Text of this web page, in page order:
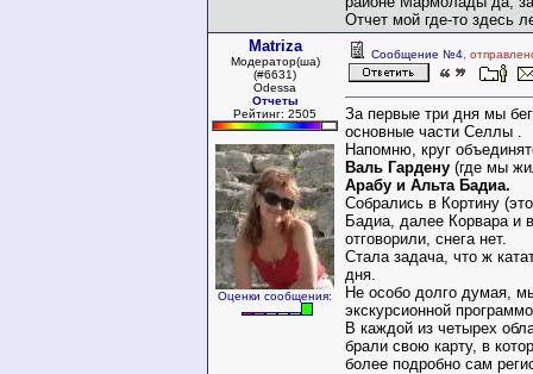
Отчет мой где-то здесь
Matriza
Модератор(ша)
(#6631)
Odessa
Отчеты
Рейтинг: 2505
Оценки сообщения:
Сообщение №4 ,
За первые три дня мы
основные части Селлы .
Напомню, круг
Валь Гардену (где мы
Арабу и Альта Бадиа.
Собрались в Кортину
Бадиа, далее Корвара и
отговорили, снега нет.
Стала задача, что ж
дня.
Не особо долго думая,
экскурсионной
В каждой из четырех
брали свою карту, в
более подробно сам